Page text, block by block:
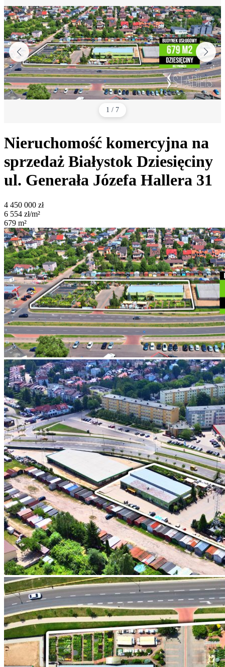
1 / 7
Nieruchomość komercyjna na
sprzedaż Białystok Dziesięciny
ul. Generała Józefa Hallera 31
4 450 000 zł
6 554 zł/m²
679 m²